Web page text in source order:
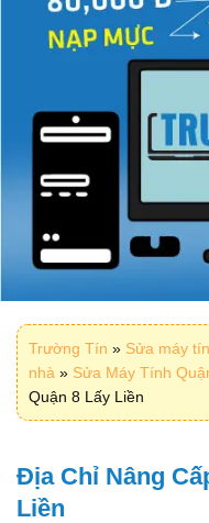
Trường Tín » Sửa máy
nhà » Sửa Máy Tính
Quận 8 Lấy Liền
Địa Chỉ Nâng
Liền